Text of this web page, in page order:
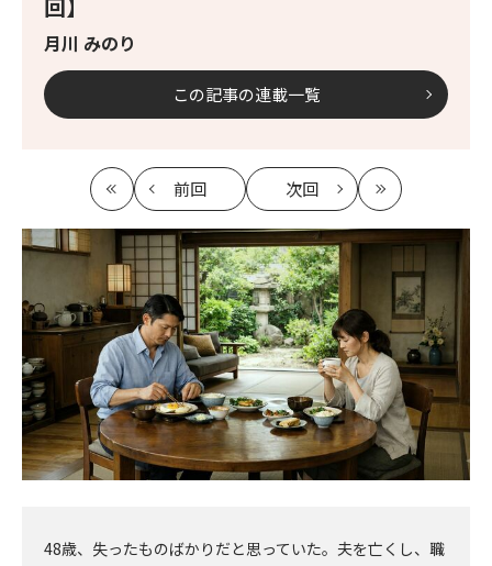
月川 みのり
この記事の連載一覧
最
初
前回
記
事
へ
次回
記
事
へ
最
新
48歳、失ったものばかりだと思っていた。夫を亡くし、職